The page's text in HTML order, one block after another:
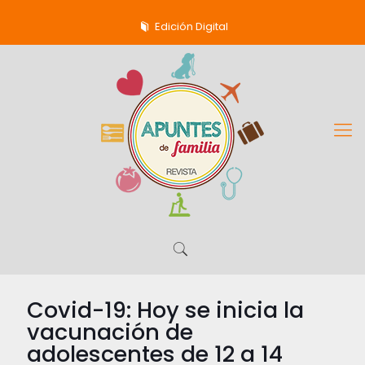
Edición Digital
Covid-19: Hoy se inicia la
vacunación de
adolescentes de 12 a 14